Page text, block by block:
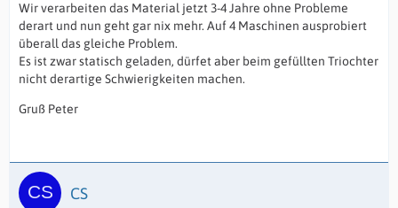
Wir verarbeiten das Material jetzt 3-4 Jahre ohne Probleme
derart und nun geht gar nix mehr. Auf 4 Maschinen ausprobiert
überall das gleiche Problem.
Es ist zwar statisch geladen, dürfet aber beim gefüllten Triochter
nicht derartige Schwierigkeiten machen.
Gruß Peter
CS